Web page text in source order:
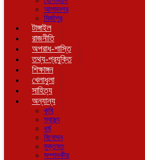
আলমনগর
মির্জাপুর
টাঙ্গাইল
রাজনীতি
অপরাধ-শাস্তি
তথ্য-প্রযুক্তি
শিক্ষাঙ্গন
খেলাধুলা
সাহিত্য
অন্যান্য
কৃষি
স্বাস্থ্য
ধর্ম
বিনোদন
মুক্তমত
সম্পাদকীয়